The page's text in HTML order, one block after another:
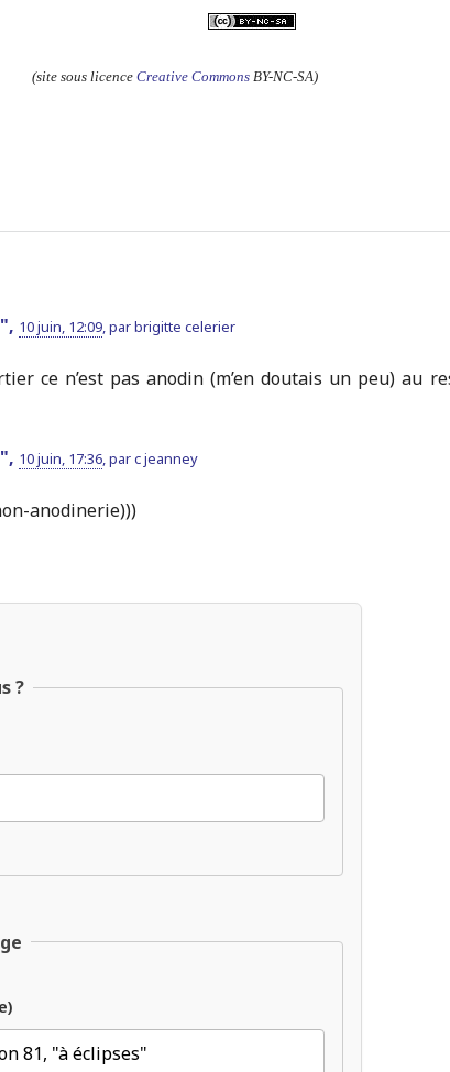
(site sous licence Creative CommonsBY-NC-SA)
10 juin, 12:09,parbrigitte celerier
ce n’est pas anodin (m’en doutais un peu) au
10 juin, 17:36,parc jeanney
anodinerie)))
?